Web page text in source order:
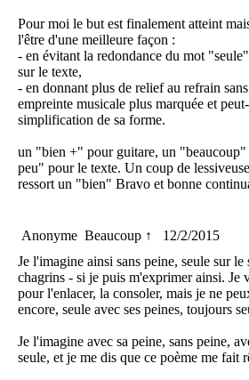
Pour moi le but est finalement atteint
l'être d'une meilleure façon :
- en évitant la redondance du mot
sur le texte,
- en donnant plus de relief au refrain
empreinte musicale plus marquée et
simplification de sa forme.
un "bien +" pour guitare, un
peu" pour le texte. Un coup de
ressort un "bien" Bravo et bonne
Anonyme Beaucoup ↑
12/2/2015
Je l'imagine ainsi sans peine, seule sur le
chagrins - si je puis m'exprimer ainsi. Je
pour l'enlacer, la consoler, mais je ne
encore, seule avec ses peines, toujours
Je l'imagine avec sa peine, sans peine,
seule, et je me dis que ce poème me fait